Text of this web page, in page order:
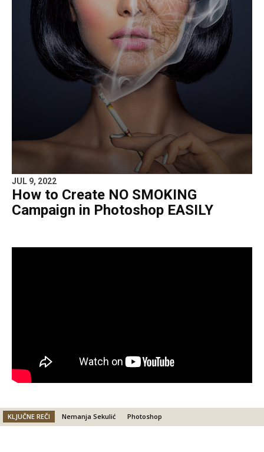
JUL 9, 2022
How to Create NO SMOKING
Campaign in Photoshop EASILY
KLJUČNE REČI Nemanja Sekulić Photoshop